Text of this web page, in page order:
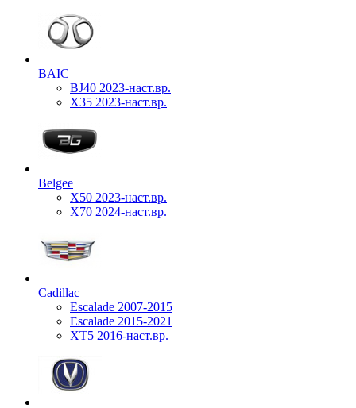
BAIC
BJ40 2023-наст.вр.
X35 2023-наст.вр.
Belgee
X50 2023-наст.вр.
X70 2024-наст.вр.
Cadillac
Escalade 2007-2015
Escalade 2015-2021
XT5 2016-наст.вр.